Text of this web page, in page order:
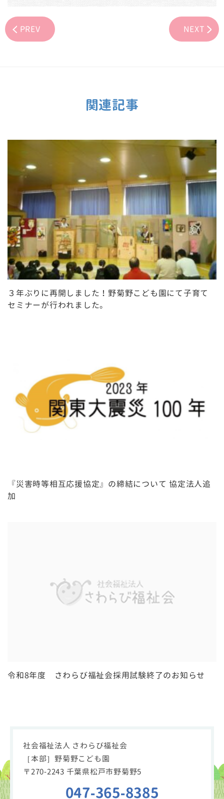
PREV NEXT
関連記事
３年ぶりに再開しました！野菊野こども園にて子育て
セミナーが行われました。
『災害時等相互応援協定』の締結について 協定法人追
加
令和8年度 さわらび福祉会採用試験終了のお知らせ
社会福祉法人 さわらび福祉会
［本部］野菊野こども園
〒270-2243 千葉県松戸市野菊野5
047-365-8385